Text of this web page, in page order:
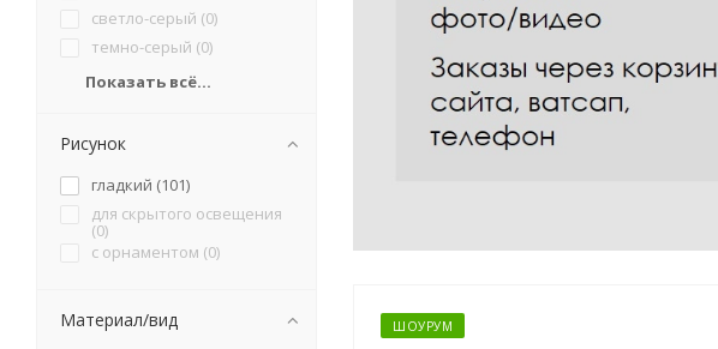
ШОУРУМ
светло-серый (0)
темно-серый (0)
Показать всё...
Рисунок
гладкий (101)
для скрытого освещения
(0)
с орнаментом (0)
Материал/вид